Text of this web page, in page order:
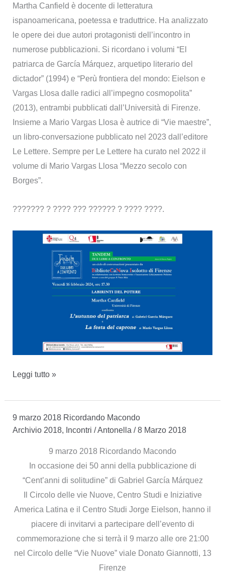
Martha Canfield è docente di letteratura
ispanoamericana, poetessa e traduttrice. Ha analizzato
le opere dei due autori protagonisti dell’incontro in
numerose pubblicazioni. Si ricordano i volumi “El
patriarca de García Márquez, arquetipo literario del
dictador” (1994) e “Perù frontiera del mondo: Eielson e
Vargas Llosa dalle radici all’impegno cosmopolita”
(2013), entrambi pubblicati dall’Università di Firenze.
Insieme a Mario Vargas Llosa è autrice di “Vie maestre”,
un libro-conversazione pubblicato nel 2023 dall’editore
Le Lettere. Sempre per Le Lettere ha curato nel 2022 il
volume di Mario Vargas Llosa “Mezzo secolo con
Borges”.
??????? ? ???? ??? ?????? ? ???? ????.
Labirinti
potere
Leggi tutto »
9 marzo 2018 Ricordando Macondo
Archivio 2018, Incontri /Antonella /8 Marzo 2018
9 marzo 2018 Ricordando Macondo
In occasione dei 50 anni della pubblicazione di
“Cent’anni di solitudine” di Gabriel García Márquez
Il Circolo delle vie Nuove, Centro Studi e Iniziative
America Latina e il Centro Studi Jorge Eielson, hanno il
piacere di invitarvi a partecipare dell’evento di
commemorazione che si terrà il 9 marzo alle ore 21:00
nel Circolo delle “Vie Nuove” viale Donato Giannotti, 13
Firenze